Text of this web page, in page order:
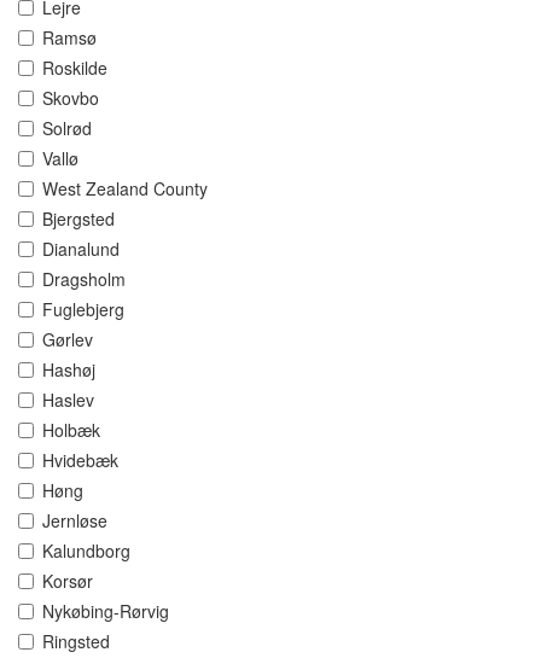
Lejre
Ramsø
Roskilde
Skovbo
Solrød
Vallø
West Zealand County
Bjergsted
Dianalund
Dragsholm
Fuglebjerg
Gørlev
Hashøj
Haslev
Holbæk
Hvidebæk
Høng
Jernløse
Kalundborg
Korsør
Nykøbing-Rørvig
Ringsted